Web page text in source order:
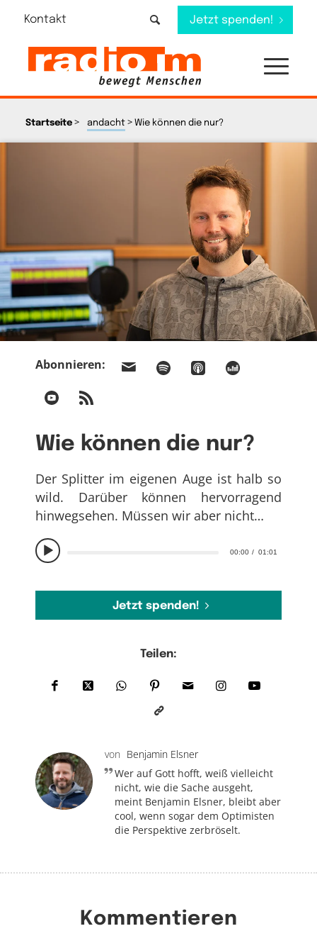
Kontakt Jetzt spenden!
Startseite> andacht> Wie können die nur?
Abonnieren:
Wie können die nur?
00:00 01:01
Der Splitter im eigenen Auge ist halb so
wild. Darüber können hervorragend
hinwegsehen. Müssen wir aber nicht…
Jetzt spenden!
Teilen:
von Benjamin Elsner
Wer auf Gott hofft, weiß vielleicht
nicht, wie die Sache ausgeht,
meint Benjamin Elsner, bleibt aber
cool, wenn sogar dem Optimisten
die Perspektive zerbröselt.
Kommentieren